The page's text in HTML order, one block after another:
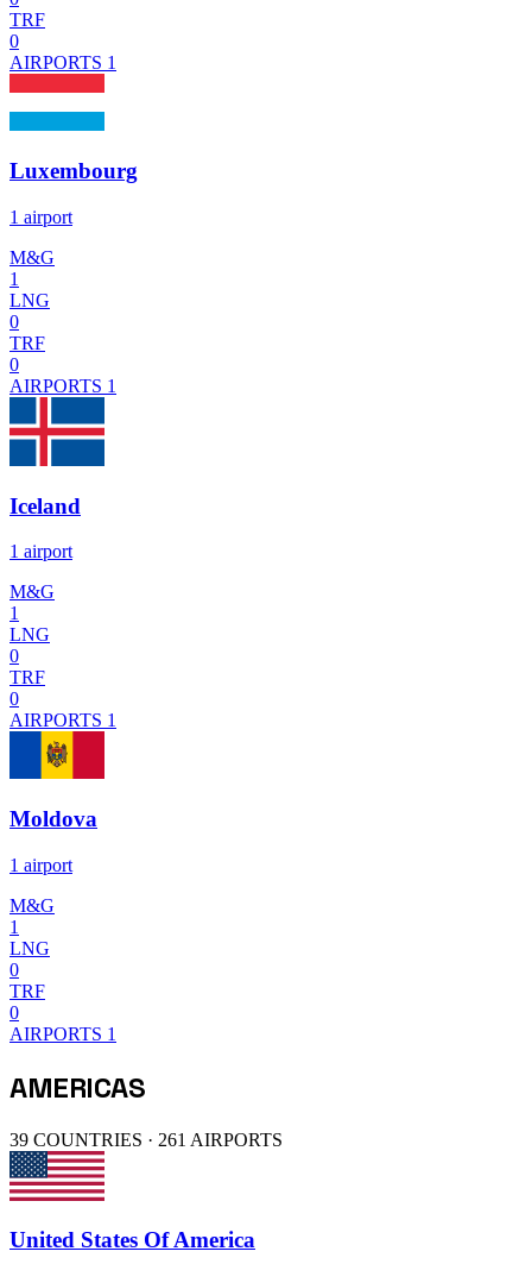
TRF
0
AIRPORTS 1
Luxembourg
1 airport
M&G
1
LNG
0
TRF
0
AIRPORTS 1
Iceland
1 airport
M&G
1
LNG
0
TRF
0
AIRPORTS 1
Moldova
1 airport
M&G
1
LNG
0
TRF
0
AIRPORTS 1
AMERICAS
39 COUNTRIES · 261 AIRPORTS
United States Of America